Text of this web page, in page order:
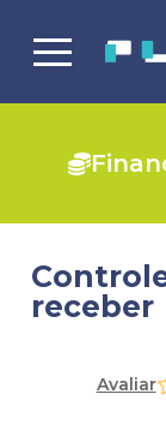
receber
Avaliar